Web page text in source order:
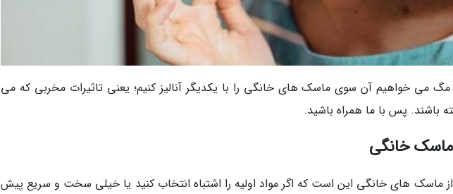
مگ می خواهیم آن سوی ماسک های خانگی را با یکدیگر آنالیز کنیم؛ یعنی تاثیرات مخربی که می
باشند. پس با ما همراه باشید.
ماسک خانگی
ماسک های خانگی این است که اگر مواد اولیه را اشتباه انتخاب کنید یا خیلی سخت و سریع پیش